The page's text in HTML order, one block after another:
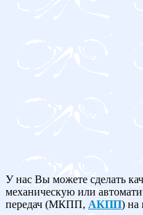
У нас Вы можете сделать
механическую или
передач (МКПП, АКПП) на